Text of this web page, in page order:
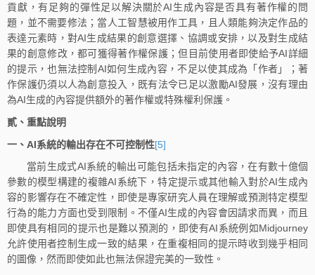
貢獻，有足夠的彈性足以解決關於AI生成內容是否具有著作權的問
題，並不需要修法；當人工智慧被用作工具，且人類能夠決定作品的
表達元素時，對AI生成結果的創意選擇、協調或安排，以及對生成結
果的創意修改，都可獲得著作權保護；但目前使用者即使給予AI詳細
的提示，也無法控制AI如何生成內容，不足以使其成為「作者」；著
作保護仍須以人為創意投入，既有法令已足以激勵AI發展，沒有理由
為AI生成的內容提供額外的著作權或特殊權利保護。
貳、重點說明
一、AI系統的輸出存在不可控制性[5]
當前生成式AI系統的輸出可能包括未指定的內容，在有數十億個
參數的模型構建的複雜AI系統下，特定提示或其他輸入對於AI生成內
容的影響存在不確定性，即使是專家研究人員在理解或預測特定模型
行為的能力方面也受到限制。不僅AI生成的內容會因請求而異，而且
即使具有相同的提示也是難以預測的，即使有AI系統例如Midjourney
允許使用者控制生成一致的結果，在重複相同的提示時收到幾乎相同
的圖像，然而即使如此也無法保證完美的一致性。